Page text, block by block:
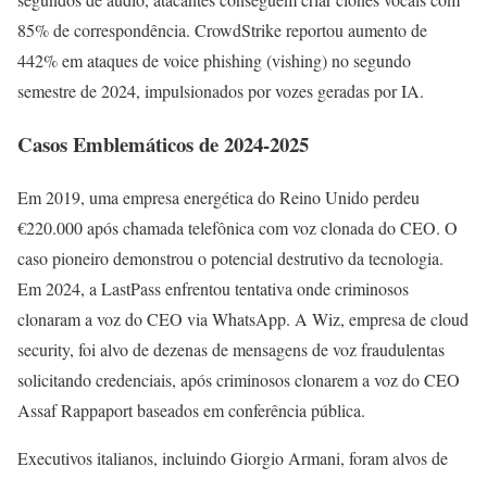
85% de correspondência. CrowdStrike reportou aumento de
442% em ataques de voice phishing (vishing) no segundo
semestre de 2024, impulsionados por vozes geradas por IA.
Casos Emblemáticos de 2024-2025
Em 2019, uma empresa energética do Reino Unido perdeu
€220.000 após chamada telefônica com voz clonada do CEO. O
caso pioneiro demonstrou o potencial destrutivo da tecnologia.
Em 2024, a LastPass enfrentou tentativa onde criminosos
clonaram a voz do CEO via WhatsApp. A Wiz, empresa de cloud
security, foi alvo de dezenas de mensagens de voz fraudulentas
solicitando credenciais, após criminosos clonarem a voz do CEO
Assaf Rappaport baseados em conferência pública.
Executivos italianos, incluindo Giorgio Armani, foram alvos de